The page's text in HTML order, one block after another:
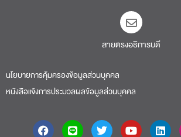
สายตรงอธิการบดี​
นโยบายการคุ้มครองข้อมูลส่วนบุคคล
หนังสือแจ้งการประมวลผลข้อมูลส่วนบุคคล